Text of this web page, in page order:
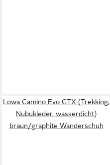
Lowa Camino Evo GTX (Trekking,
Nubukleder, wasserdicht)
braun/graphite Wanderschuh